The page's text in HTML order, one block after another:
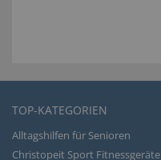
TOP-KATEGORIEN
Alltagshilfen für Senioren
Christopeit Sport Fitnessgeräte